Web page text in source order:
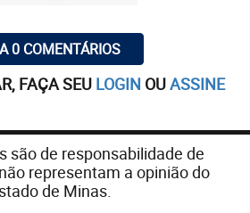
0 COMENTÁRIOS
FAÇA SEU LOGIN OUASSINE
são de responsabilidade de
representam a opinião do
de Minas.